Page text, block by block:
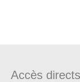
Accès